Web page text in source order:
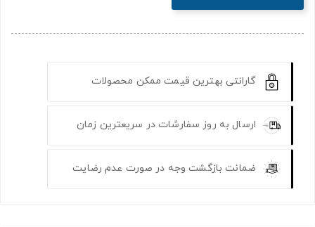
گارانتی بهترین قیمت ممکن محصولات
ارسال به روز سفارشات در سریعترین زمان
ضمانت بازگشت وجه در صورت عدم رضایت